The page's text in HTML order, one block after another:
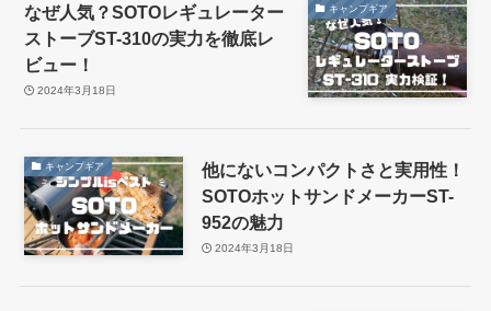
キャンプギア
なぜ人気？SOTOレギュレーター
ストーブST-310の実力を徹底レ
ビュー！
2024年3月18日
キャンプギア
他にないコンパクトさと実用性！
SOTOホットサンドメーカーST-
952の魅力
2024年3月18日